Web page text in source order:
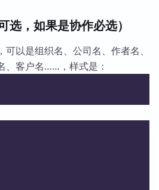
选，如果是协作必选）
以是组织名、公司名、作者名、
、客户名……，样式是：